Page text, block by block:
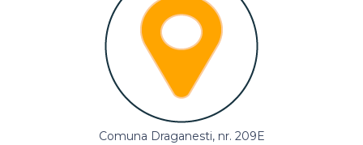
Comuna Draganesti, nr. 209E